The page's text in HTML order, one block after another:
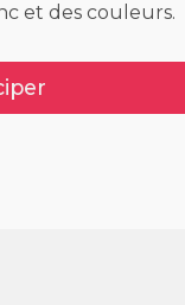
et des couleurs.